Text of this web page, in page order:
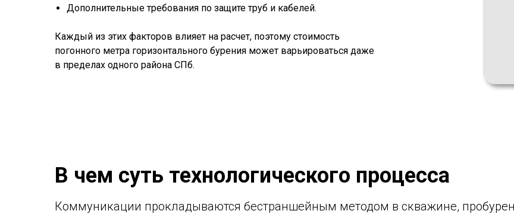
Дополнительные требования по защите труб и кабелей.
Каждый из этих факторов влияет на расчет, поэтому стоимость
погонного метра горизонтального бурения может варьироваться даже
в пределах одного района СПб.
В чем суть технологического процесса
Коммуникации прокладываются беcтраншейным методом в скважине,